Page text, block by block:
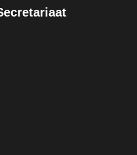
pagina (opent in nieuw
(opent in nieuw tabblad)
pagina (opent in nieuw
pagina (opent in